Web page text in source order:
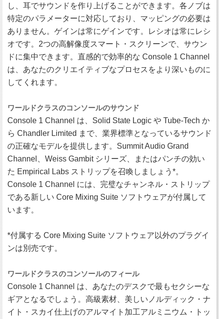
し、耳でサウンドを作り上げることができます。各ノブは
特定のパラメーターに対応しており、マッピングの必要は
ありません。ゲインは常にゲインです。レシオは常にレシ
オです。2つの高解像度スマート・スクリーンで、サウン
ドに集中できます。直感的で効率的な Console 1 Channel
は、あなたのクリエイティブなプロセスをより深いものに
してくれます。
ワールドクラスのコンソールのサウンド
Console 1 Channel は、Solid State Logic や Tube-Tech か
ら Chandler Limited まで、業界標準となっているサウンド
の正確なモデルを提供します。Summit Audio Grand
Channel、Weiss Gambit シリーズ、またはパンチの効い
た Empirical Labs ストリップを召喚しましょう*。
Console 1 Channel には、完璧なチャンネル・ストリップ
である新しい Core Mixing Suite ソフトウェアが付属して
います。
*付属する Core Mixing Suite ソフトウェア以外のプラグイ
ンは別売です。
ワールドクラスのコンソールのフィール
Console 1 Channel は、あなたのデスクで最もセクシーな
ギアとなるでしょう。高級素材、美しいノルディック・ナ
イト・スカイ仕上げのアルマイト加工アルミニウム・トッ